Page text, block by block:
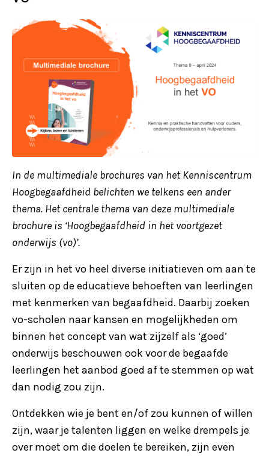
In de multimediale brochures van het Kenniscentrum
Hoogbegaafdheid belichten we telkens een ander
thema. Het centrale thema van deze multimediale
brochure is ‘Hoogbegaafdheid in het voortgezet
onderwijs (vo)’.
Er zijn in het vo heel diverse initiatieven om aan te
sluiten op de educatieve behoeften van leerlingen
met kenmerken van begaafdheid. Daarbij zoeken
vo-scholen naar kansen en mogelijkheden om
binnen het concept van wat zijzelf als ‘goed’
onderwijs beschouwen ook voor de begaafde
leerlingen het aanbod goed af te stemmen op wat
dan nodig zou zijn.
Ontdekken wie je bent en/of zou kunnen of willen
zijn, waar je talenten liggen en welke drempels je
over moet om die doelen te bereiken, zijn even